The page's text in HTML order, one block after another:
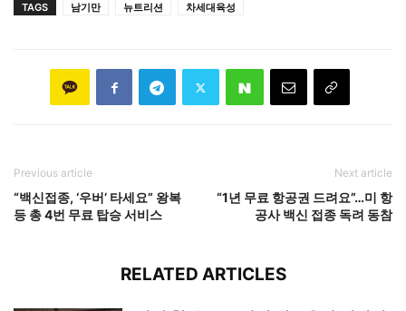
TAGS 남기만 뉴트리션 차세대육성
Previous article
“백신접종, ‘우버’ 타세요” 왕복
등 총 4번 무료 탑승 서비스
Next article
“1년 무료 항공권 드려요”…미 항
공사 백신 접종 독려 동참
RELATED ARTICLES